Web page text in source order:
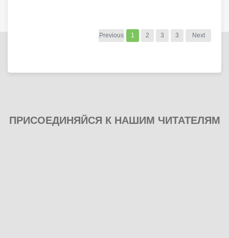
Previous 1 2 3 3 Next
ПРИСОЕДИНЯЙСЯ К НАШИМ ЧИТАТЕЛЯМ